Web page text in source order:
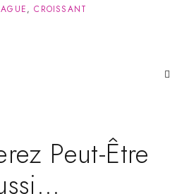
,CROISSANT
Peut-Être